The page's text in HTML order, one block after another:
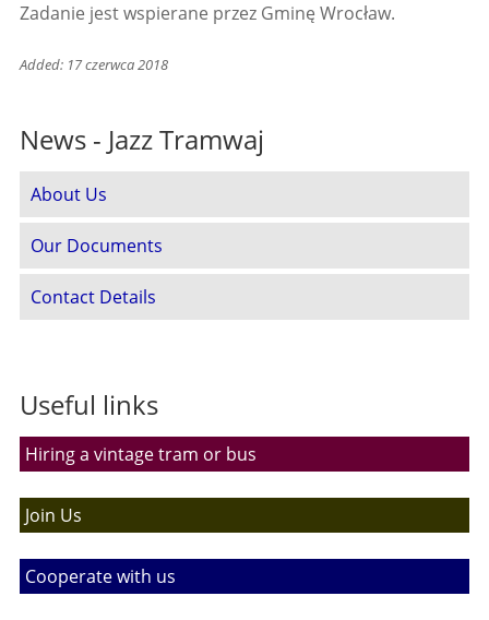
Zadanie jest wspierane przez Gminę Wrocław.
Added: 17 czerwca 2018
News - Jazz Tramwaj
About Us
Our Documents
Contact Details
Useful links
Hiring a vintage tram or bus
Join Us
Cooperate with us